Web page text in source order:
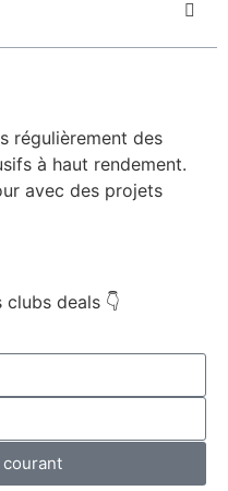
régulièrement des
à haut rendement.
avec des projets
deals 👇
courant